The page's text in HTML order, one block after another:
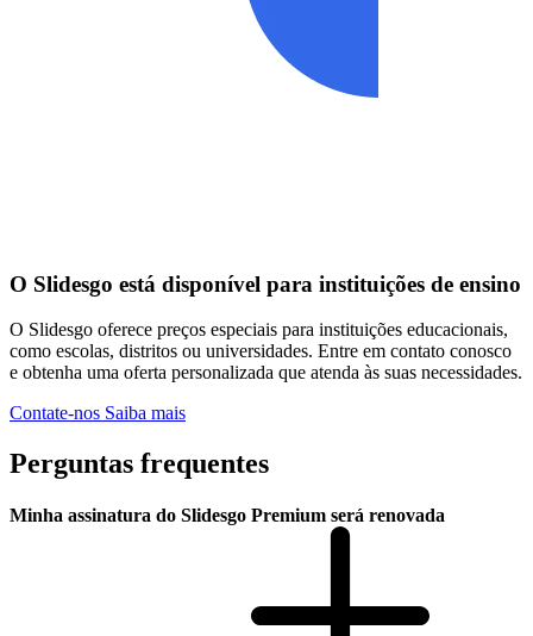
O Slidesgo está disponível para instituições de ensino
O Slidesgo oferece preços especiais para instituições educacionais,
como escolas, distritos ou universidades. Entre em contato conosco
e obtenha uma oferta personalizada que atenda às suas necessidades.
Contate-nos Saiba mais
Perguntas frequentes
Minha assinatura do Slidesgo Premium será renovada